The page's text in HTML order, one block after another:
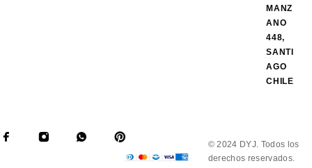
MANZ
ANO
448,
SANTI
AGO
CHILE
© 2024 DYJ. Todos los
derechos reservados.